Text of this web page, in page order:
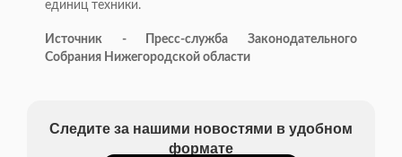
единиц техники.
Источник - Пресс-служба Законодательного
Собрания Нижегородской области
Следите за нашими новостями в удобном
формате